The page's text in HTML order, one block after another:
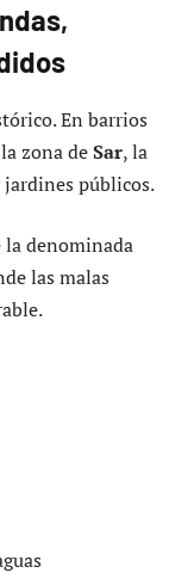
En barrios
zona deSar, la
jardines públicos.
la denominada
las malas